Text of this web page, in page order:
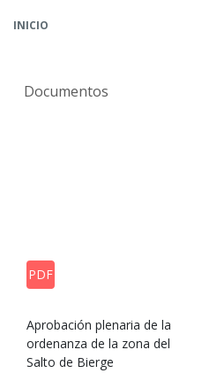
INICIO
Documentos
PDF
Aprobación plenaria de la
ordenanza de la zona del
Salto de Bierge